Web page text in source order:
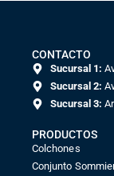
CONTACTO
Sucursal 1:
Sucursal 2:
Sucursal 3:
PRODUCTOS
Colchones
Conjunto